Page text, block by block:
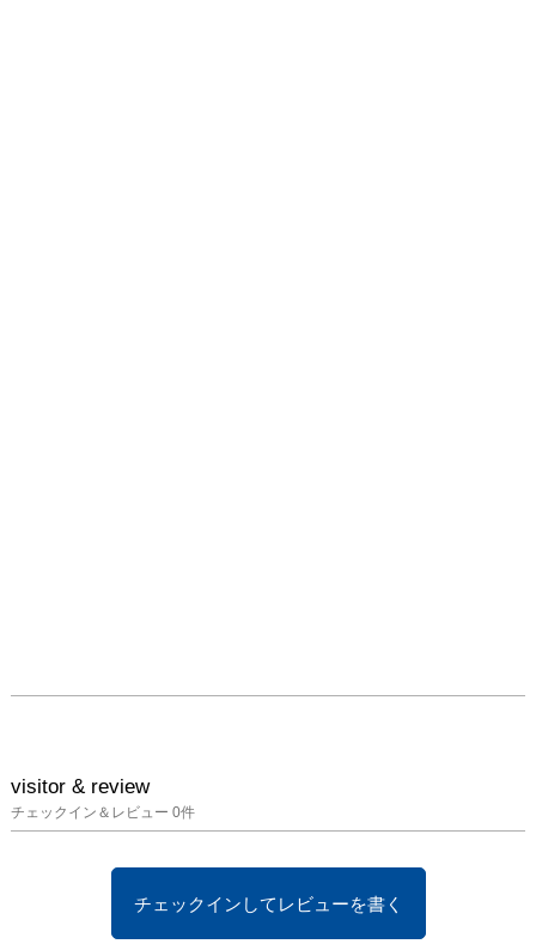
visitor & review
チェックイン＆レビュー 0件
チェックインしてレビューを書く